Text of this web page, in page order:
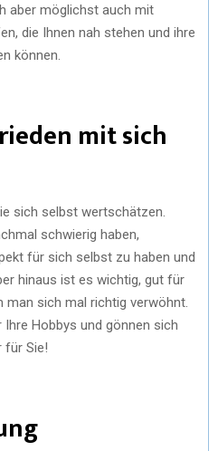
aber möglichst auch mit
die Ihnen nah stehen und ihre
können.
mit sich
sich selbst wertschätzen.
schwierig haben,
für sich selbst zu haben und
hinaus ist es wichtig, gut für
sich mal richtig verwöhnt.
Hobbys und gönnen sich
für Sie!